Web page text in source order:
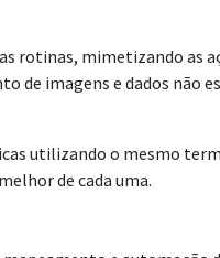
rotinas, mimetizando as
de imagens e dados não
utilizando o mesmo
de cada uma.